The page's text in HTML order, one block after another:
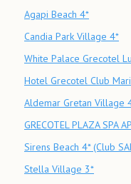
Agapi Beach 4*
Candia Park Village 4*
White Palace Grecotel
Hotel Grecotel Club
Aldemar Gretan Village
GRECOTEL PLAZA SPA
Sirens Beach 4* (Club
Stella Village 3*